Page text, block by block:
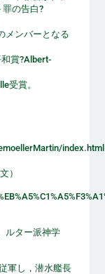
の告白?
メンバーとなる
賞?Albert-
受賞。
index.html
）
ルター派神学
軍し，潜水艦長